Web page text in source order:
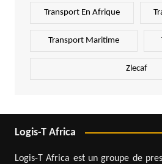
Transport En Afrique
Transport Maritime
Zlecaf
Logis-T Africa
Logis-T Africa est un groupe de